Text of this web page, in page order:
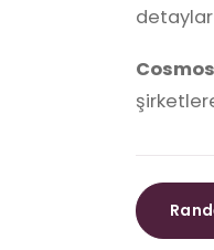
detaylar